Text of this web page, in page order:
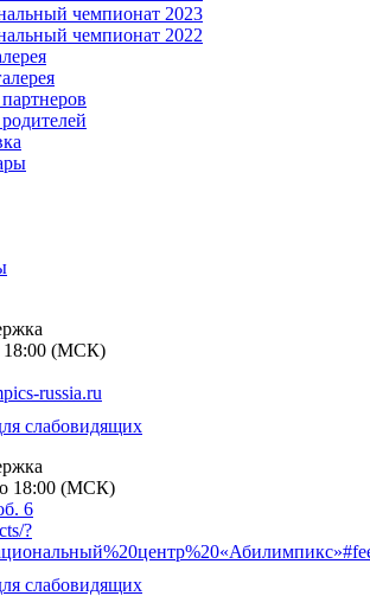
чемпионат 2023
чемпионат 2022
18:00 (МСК)
russia.ru
слабовидящих
18:00 (МСК)
6
?
слабовидящих